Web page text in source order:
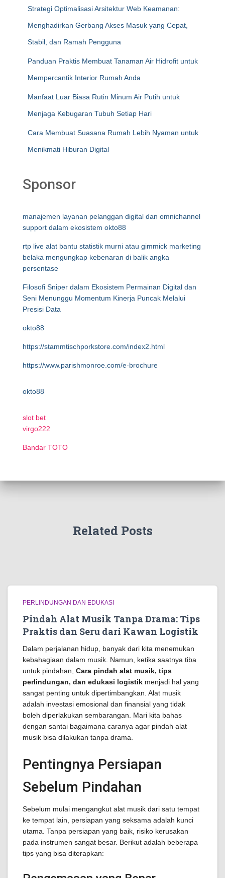
Strategi Optimalisasi Arsitektur Web Keamanan:
Menghadirkan Gerbang Akses Masuk yang Cepat,
Stabil, dan Ramah Pengguna
Panduan Praktis Membuat Tanaman Air Hidrofit untuk
Mempercantik Interior Rumah Anda
Manfaat Luar Biasa Rutin Minum Air Putih untuk
Menjaga Kebugaran Tubuh Setiap Hari
Cara Membuat Suasana Rumah Lebih Nyaman untuk
Menikmati Hiburan Digital
Sponsor
manajemen layanan pelanggan digital dan omnichannel
support dalam ekosistem okto88
rtp live alat bantu statistik murni atau gimmick marketing
belaka mengungkap kebenaran di balik angka
persentase
Filosofi Sniper dalam Ekosistem Permainan Digital dan
Seni Menunggu Momentum Kinerja Puncak Melalui
Presisi Data
okto88
https://stammtischporkstore.com/index2.html
https://www.parishmonroe.com/e-brochure
okto88
slot bet
virgo222
Bandar TOTO
Related Posts
PERLINDUNGAN DAN EDUKASI
Pindah Alat Musik Tanpa Drama: Tips
Praktis dan Seru dari Kawan Logistik
Dalam perjalanan hidup, banyak dari kita menemukan
kebahagiaan dalam musik. Namun, ketika saatnya tiba
untuk pindahan, Cara pindah alat musik, tips
perlindungan, dan edukasi logistik menjadi hal yang
sangat penting untuk dipertimbangkan. Alat musik
adalah investasi emosional dan finansial yang tidak
boleh diperlakukan sembarangan. Mari kita bahas
dengan santai bagaimana caranya agar pindah alat
musik bisa dilakukan tanpa drama.
Pentingnya Persiapan
Sebelum Pindahan
Sebelum mulai mengangkut alat musik dari satu tempat
ke tempat lain, persiapan yang seksama adalah kunci
utama. Tanpa persiapan yang baik, risiko kerusakan
pada instrumen sangat besar. Berikut adalah beberapa
tips yang bisa diterapkan: